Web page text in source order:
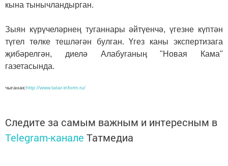
кына тынычландырган.
Зыян күрүчеләрнең туганнары әйтүенчә, үгезне күптән
түгел төлке тешләгән булган. Үгез каны экспертизага
җибәрелгән, диелә Алабуганың "Новая Кама"
газетасында.
чыганак:http://www.tatar-inform.ru/
Следите за самым важным и интересным в
Telegram-канале Татмедиа